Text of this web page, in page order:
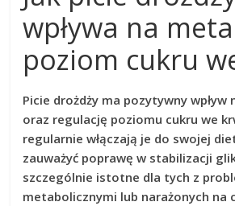
wpływa na
poziom cukru
Picie drożdży ma pozytywny wpływ
oraz regulację poziomu cukru we
regularnie włączają je do swojej
zauważyć poprawę w stabilizacji
szczególnie istotne dla tych z
metabolicznymi lub narażonych na